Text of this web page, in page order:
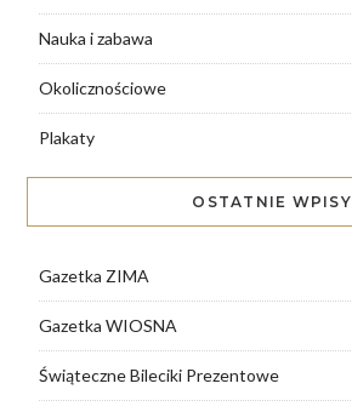
Nauka i zabawa
Okolicznościowe
Plakaty
OSTATNIE WPISY
Gazetka ZIMA
Gazetka WIOSNA
Świąteczne Bileciki Prezentowe